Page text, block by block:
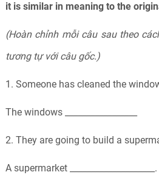
it is similar in meaning to the
(Hoàn chỉnh mỗi câu sau theo
tương tự với câu gốc.)
1. Someone has cleaned the
The windows _________________
2. They are going to build a
A supermarket ____________________.